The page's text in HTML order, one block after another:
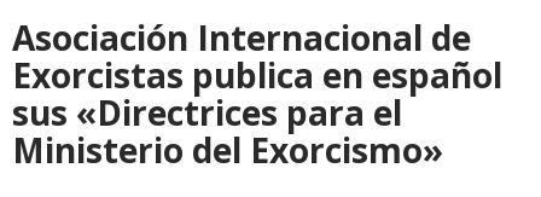
Asociación Internacional de
Exorcistas publica en español
sus «Directrices para el
Ministerio del Exorcismo»